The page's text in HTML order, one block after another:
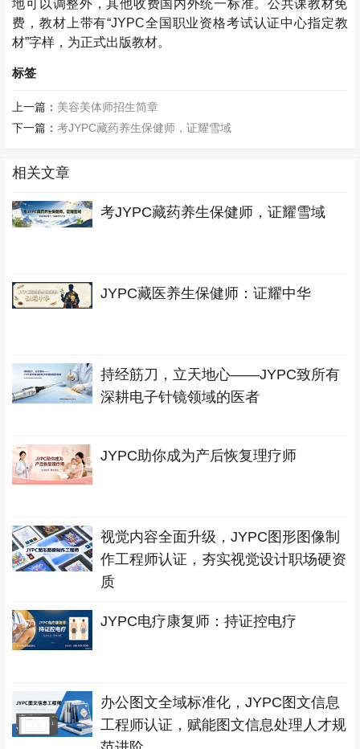
地可以调整外，其他收费国内外统一标准。公共课教材免
费，教材上带有“JYPC全国职业资格考试认证中心指定教
材”字样，为正式出版教材。
标签
上一篇： 美容美体师招生简章
下一篇：考JYPC藏药养生保健师，证耀雪域
相关文章
考JYPC藏药养生保健师，证耀雪域
JYPC藏医养生保健师：证耀中华
持经筋刀，立天地心——JYPC致所有
深耕电子针镜领域的医者
JYPC助你成为产后恢复理疗师
视觉内容全面升级，JYPC图形图像制
作工程师认证，夯实视觉设计职场硬资
质
JYPC电疗康复师：持证控电疗
办公图文全域标准化，JYPC图文信息
工程师认证，赋能图文信息处理人才规